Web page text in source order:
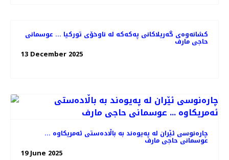
کشانەوەی گەریلاکانی پەکەکە لە ناوخۆی تورکیا ... عوسمانی
حاجی مارف
13 December 2025
چارەنوسی ئێران لە پەیوەند بە باڵادەستی ئەمریکاوە ...
عوسمانی حاجی مارف
19 June 2025